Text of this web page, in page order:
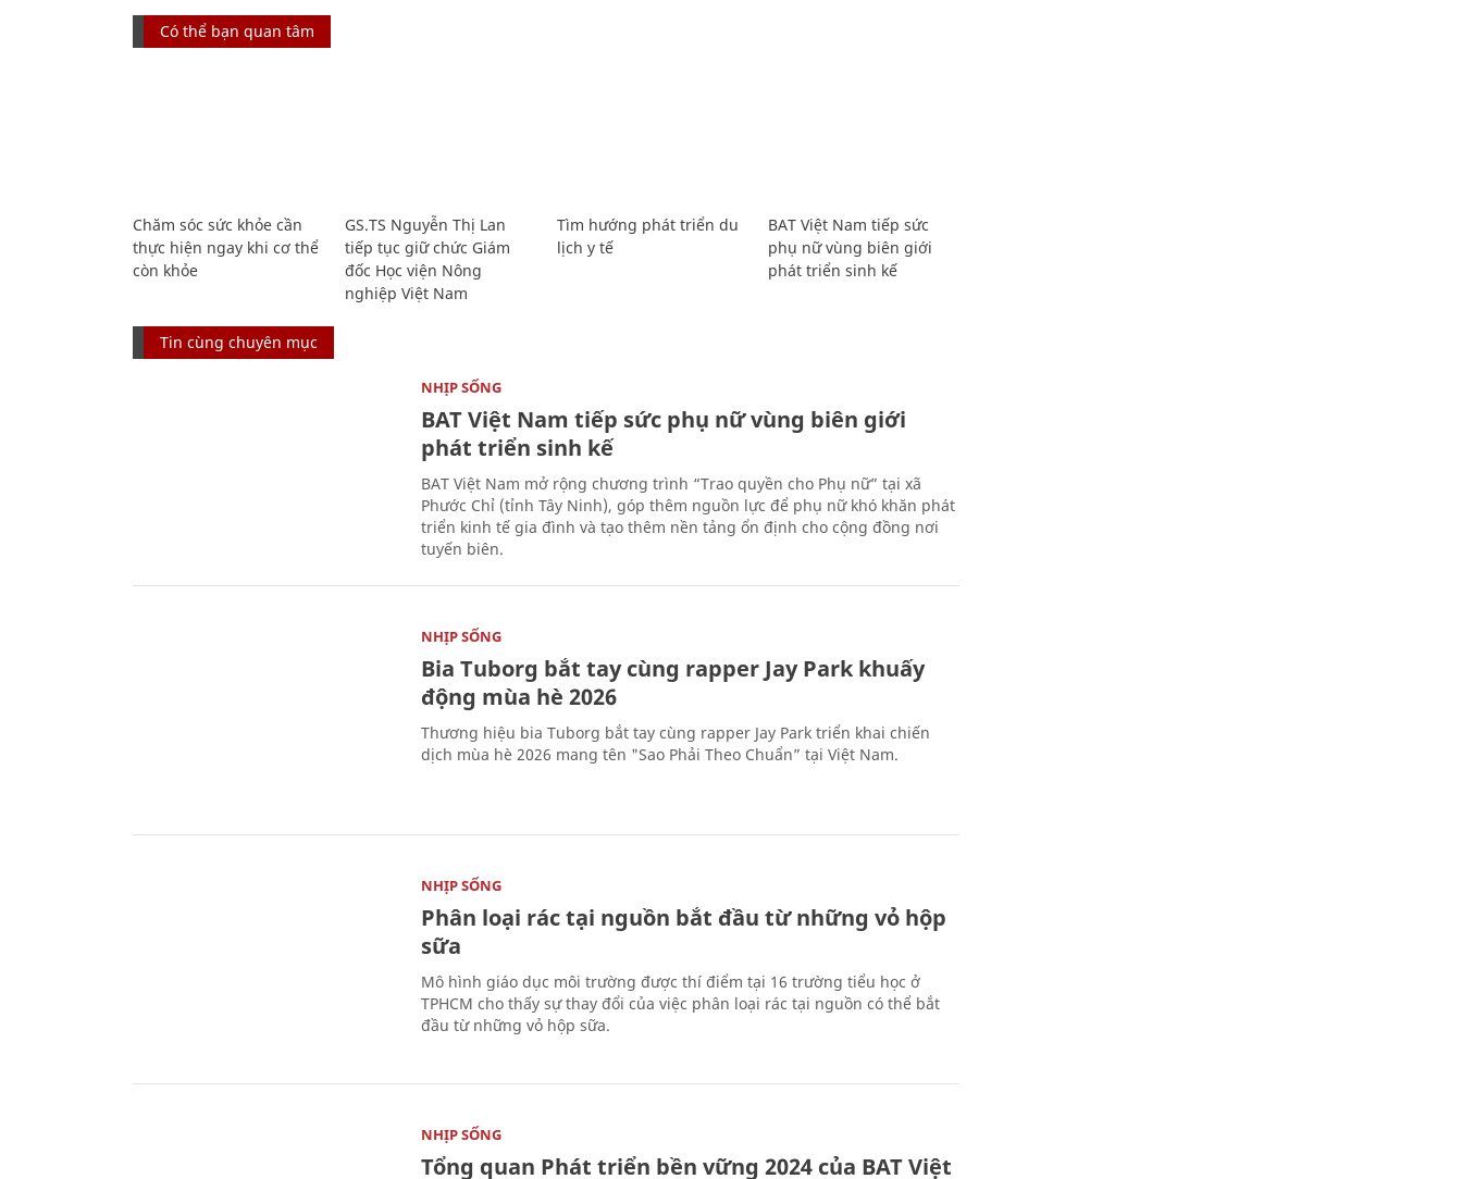
Có thể bạn quan tâm
Chăm sóc sức khỏe cần
thực hiện ngay khi cơ thể
còn khỏe
GS.TS Nguyễn Thị Lan
tiếp tục giữ chức Giám
đốc Học viện Nông
nghiệp Việt Nam
Tìm hướng phát triển du
lịch y tế
BAT Việt Nam tiếp sức
phụ nữ vùng biên giới
phát triển sinh kế
Tin cùng chuyên mục
NHỊP SỐNG
BAT Việt Nam tiếp sức phụ nữ vùng biên giới
phát triển sinh kế
BAT Việt Nam mở rộng chương trình “Trao quyền cho Phụ nữ” tại xã
Phước Chỉ (tỉnh Tây Ninh), góp thêm nguồn lực để phụ nữ khó khăn phát
triển kinh tế gia đình và tạo thêm nền tảng ổn định cho cộng đồng nơi
tuyến biên.
NHỊP SỐNG
Bia Tuborg bắt tay cùng rapper Jay Park khuấy
động mùa hè 2026
Thương hiệu bia Tuborg bắt tay cùng rapper Jay Park triển khai chiến
dịch mùa hè 2026 mang tên "Sao Phải Theo Chuẩn” tại Việt Nam.
NHỊP SỐNG
Phân loại rác tại nguồn bắt đầu từ những vỏ hộp
sữa
Mô hình giáo dục môi trường được thí điểm tại 16 trường tiểu học ở
TPHCM cho thấy sự thay đổi của việc phân loại rác tại nguồn có thể bắt
đầu từ những vỏ hộp sữa.
NHỊP SỐNG
Tổng quan Phát triển bền vững 2024 của BAT Việt